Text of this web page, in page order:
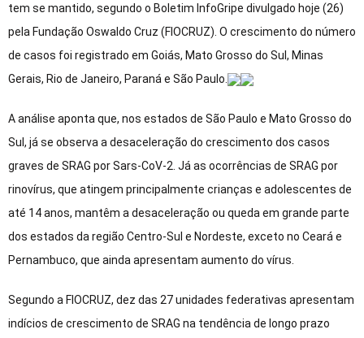
tem se mantido, segundo o Boletim InfoGripe divulgado hoje (26)
pela Fundação Oswaldo Cruz (FIOCRUZ). O crescimento do número
de casos foi registrado em Goiás, Mato Grosso do Sul, Minas
Gerais, Rio de Janeiro, Paraná e São Paulo.
A análise aponta que, nos estados de São Paulo e Mato Grosso do
Sul, já se observa a desaceleração do crescimento dos casos
graves de SRAG por Sars-CoV-2. Já as ocorrências de SRAG por
rinovírus, que atingem principalmente crianças e adolescentes de
até 14 anos, mantêm a desaceleração ou queda em grande parte
dos estados da região Centro-Sul e Nordeste, exceto no Ceará e
Pernambuco, que ainda apresentam aumento do vírus.
Segundo a FIOCRUZ, dez das 27 unidades federativas apresentam
indícios de crescimento de SRAG na tendência de longo prazo